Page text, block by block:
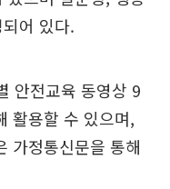
어 있다.
안전교육 동영상 9
활용할 수 있으며,
가정통신문을 통해